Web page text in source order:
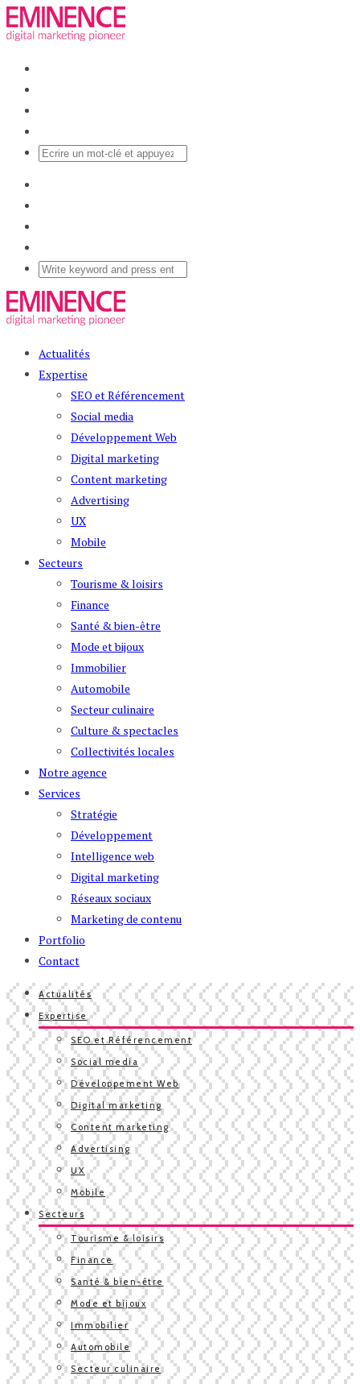
Actualités
Expertise
SEO et Référencement
Social media
Développement Web
Digital marketing
Content marketing
Advertising
UX
Mobile
Secteurs
Tourisme & loisirs
Finance
Santé & bien-être
Mode et bijoux
Immobilier
Automobile
Secteur culinaire
Culture & spectacles
Collectivités locales
Notre agence
Services
Stratégie
Développement
Intelligence web
Digital marketing
Réseaux sociaux
Marketing de contenu
Portfolio
Contact
Actualités
Expertise
SEO et Référencement
Social media
Développement Web
Digital marketing
Content marketing
Advertising
UX
Mobile
Secteurs
Tourisme & loisirs
Finance
Santé & bien-être
Mode et bijoux
Immobilier
Automobile
Secteur culinaire